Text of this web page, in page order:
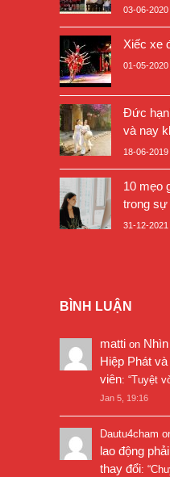
03-06-2020
Xiếc xe
01-05-2020
Đức
và nay
18-06-2019
10 mẹo
trong sự
31-12-2021
BÌNH LUẬN
matti on
Hiệp Phát
viên: “Tuyệt
Jan 5, 19:16
Dautu4cham
lao động
thay đổi: “